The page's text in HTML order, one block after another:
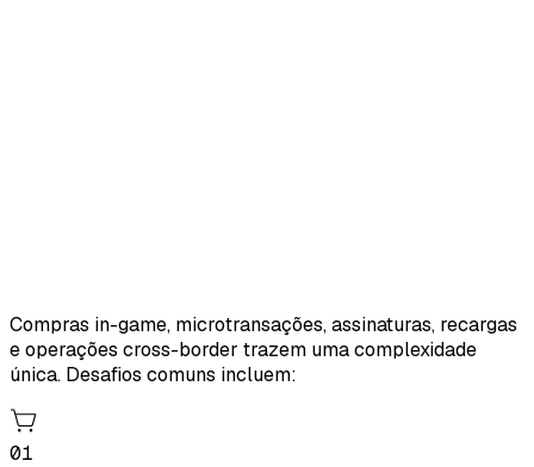
Compras in-game, microtransações, assinaturas, recargas
e operações cross-border trazem uma complexidade
única. Desafios comuns incluem:
01